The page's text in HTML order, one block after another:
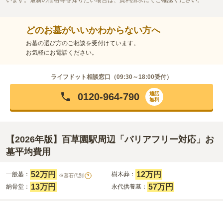
どのお墓がいいかわからない方へ
お墓の選び方のご相談を受付けています。
お気軽にお電話ください。
ライフドット相談窓口（09:30～18:00受付）
0120-964-790
通話
無料
【2026年版】百草園駅周辺「バリアフリー対応」お
墓平均費用
一般墓： 52万円 ※墓石代別 ? 樹木葬： 12万円
納骨堂： 13万円 永代供養墓： 57万円